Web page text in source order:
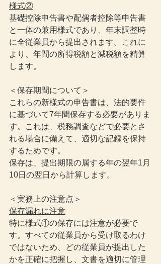
様式②
基礎控除申告書や配偶者控除等申告書
と一体の兼用様式であり、年末調整時
に全従業員から提出されます。これに
より、年間の所得税額と減税額を精算
します。
＜保存期間について＞
これらの新様式の申告書は、法的要件
に基づいて7年間保存する必要がありま
す。これは、税務調査などで必要とさ
れる場合に備えて、適切な記録を保持
するためです。
保存は、提出期限の属する年の翌年1月
10日の翌日から計算します。
＜実務上の注意点＞
保存漏れに注意
特に様式①の保存には注意が必要で
す。すべての従業員から受け取るわけ
ではないため、どの従業員が提出した
かを正確に把握し、文書を適切に管理